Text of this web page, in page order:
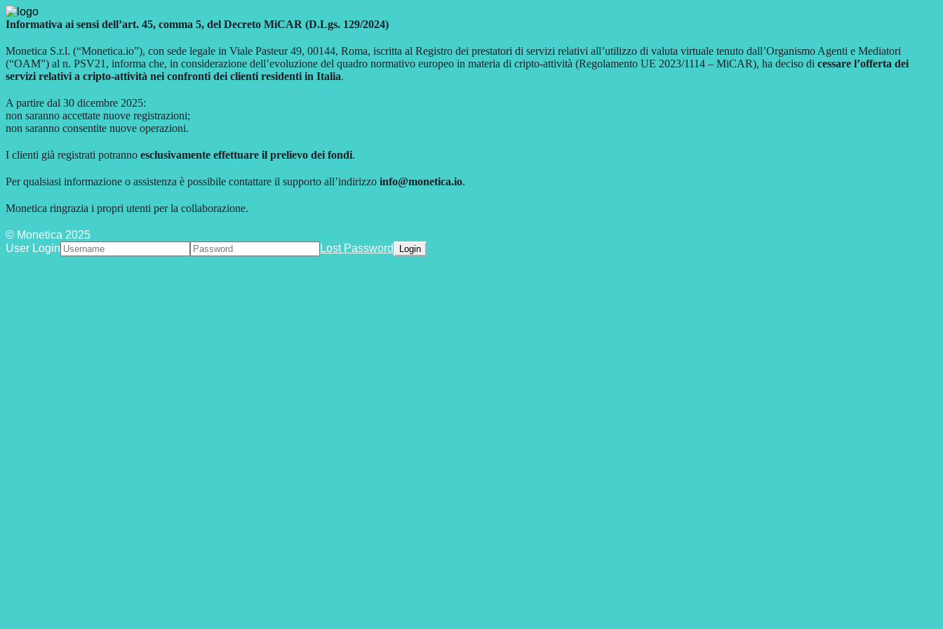
Informativa ai sensi dell’art. 45, comma 5, del Decreto MiCAR (D.Lgs. 129/2024)
Monetica S.r.l. (“Monetica.io”), con sede legale in Viale Pasteur 49, 00144, Roma, iscritta al Registro dei prestatori di servizi relativi all’utilizzo di valuta virtuale tenuto dall’Organismo Agenti e Mediatori
(“OAM”) al n. PSV21, informa che, in considerazione dell’evoluzione del quadro normativo europeo in materia di cripto-attività (Regolamento UE 2023/1114 – MiCAR), ha deciso di cessare l’offerta dei
servizi relativi a cripto-attività nei confronti dei clienti residenti in Italia.
A partire dal 30 dicembre 2025:
non saranno accettate nuove registrazioni;
non saranno consentite nuove operazioni.
I clienti già registrati potranno esclusivamente effettuare il prelievo dei fondi.
Per qualsiasi informazione o assistenza è possibile contattare il supporto all’indirizzo info@monetica.io.
Monetica ringrazia i propri utenti per la collaborazione.
© Monetica 2025
User Login
Lost Password